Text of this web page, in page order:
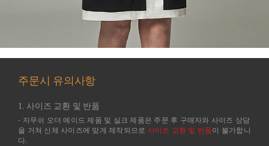
주문시 유의사항
1. 사이즈 교환 및 반품
- 자무쉬 오더 메이드 제품 및 실크 제품은 주문 후 구매자와 사이즈 상담
을 거쳐 신체 사이즈에 맞게 제작되므로 사이즈 교환 및 반품이 불가합니
다.